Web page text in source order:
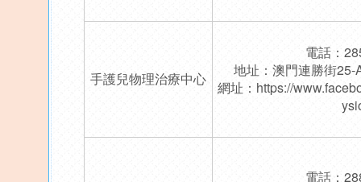
手護兒物理治療中心
電話：
地址：澳門連勝街
網址： https://
電話：